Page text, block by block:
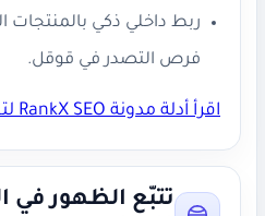
ربط داخلي ذكي بالمنتجات
فرص التصدر في قوقل.
اقرأ أدلة مدونة RankX SEO لتحسين متاجر سلة
تتبّع الظهور في